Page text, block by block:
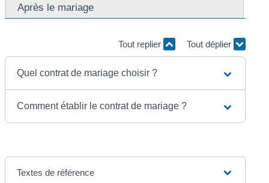
Après le mariage
Tout replier Tout déplier
Quel contrat de mariage choisir ?
Comment établir le contrat de mariage ?
Textes de référence